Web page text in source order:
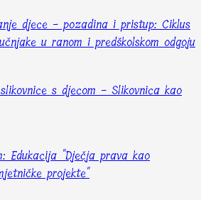
djece - pozadina i pristup: Ciklus
u ranom i predškolskom odgoju
s djecom - Slikovnica kao
Edukacija "Dječja prava kao
projekte"